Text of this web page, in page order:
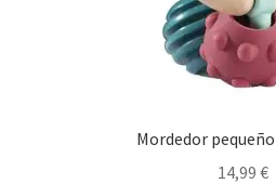
Mordedor
14,99 €